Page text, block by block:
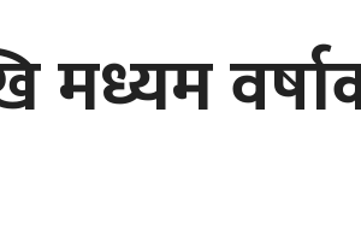
मध्यम